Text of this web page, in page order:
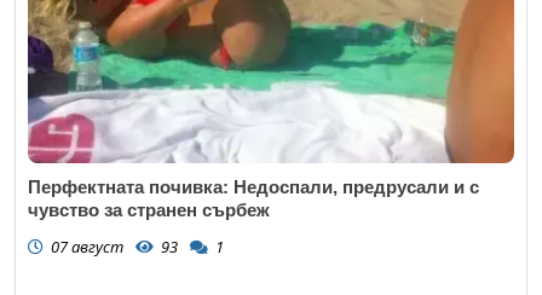
Перфектната почивка: Недоспали, предрусали и с
чувство за странен сърбеж
07 август 93 1